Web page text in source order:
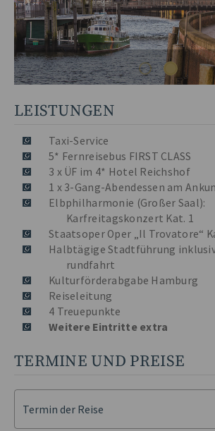
LEISTUNGEN
Taxi-Service
5* Fernreisebus FIRST CLASS
3 x ÜF im 4* Hotel Reichshof
1 x 3-Gang-Abendessen am
Elbphilharmonie (Großer Saal):
Karfreitagskonzert Kat. 1
Staatsoper Oper „Il Trovatore“
Halbtägige Stadtführung
rundfahrt
Kulturförderabgabe Hamburg
Reiseleitung
4 Treuepunkte
Weitere Eintritte extra
TERMINE UND PREISE
Termin der Reise